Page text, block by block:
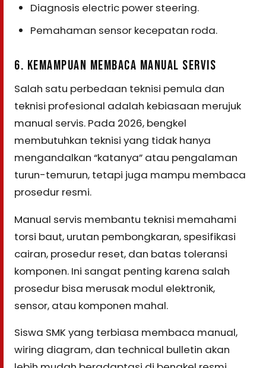
Diagnosis electric power steering.
Pemahaman sensor kecepatan roda.
6. KEMAMPUAN MEMBACA MANUAL SERVIS
Salah satu perbedaan teknisi pemula dan
teknisi profesional adalah kebiasaan merujuk
manual servis. Pada 2026, bengkel
membutuhkan teknisi yang tidak hanya
mengandalkan “katanya” atau pengalaman
turun-temurun, tetapi juga mampu membaca
prosedur resmi.
Manual servis membantu teknisi memahami
torsi baut, urutan pembongkaran, spesifikasi
cairan, prosedur reset, dan batas toleransi
komponen. Ini sangat penting karena salah
prosedur bisa merusak modul elektronik,
sensor, atau komponen mahal.
Siswa SMK yang terbiasa membaca manual,
wiring diagram, dan technical bulletin akan